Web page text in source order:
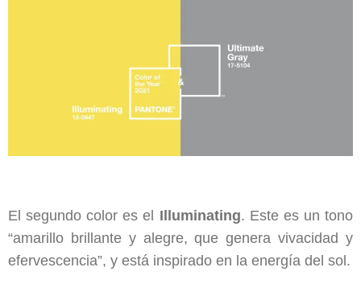
El segundo color es el Illuminating. Este es un tono
“amarillo brillante y alegre, que genera vivacidad y
efervescencia”, y está inspirado en la energía del sol.